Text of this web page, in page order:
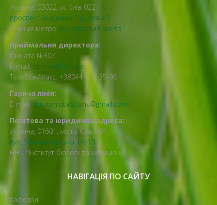
Україна, 03022, м. Київ-022,
проспект Академіка Глушкова 2
Станція метро Виставковий центр
Приймальня директора:
Кімната №307
E-mail: biomed@knu.ua
Телефон/Факс: +38044 521-35-98
Гаряча лінія:
E-mail: knu.ibm.questions@gmail.com
Поштова та юридична адреса:
Україна, 01601, місто Київ-601,
вул. Володимирська, 64/13
ННЦ "Інститут біології та медицини"
НАВІГАЦІЯ ПО САЙТУ
Кафедри